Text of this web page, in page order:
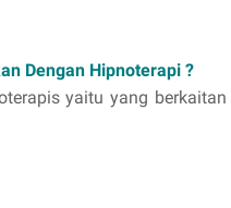
Dengan Hipnoterapi ?
yaitu yang